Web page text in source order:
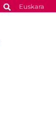
Euskara